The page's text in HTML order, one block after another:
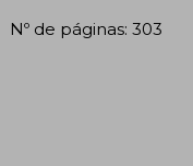
Nº de páginas: 303